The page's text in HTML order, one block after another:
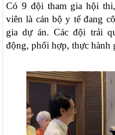
Có 9 đội tham gia hội
viên là cán bộ y tế đang
gia dự án. Các đội trải
động, phối hợp, thực hành